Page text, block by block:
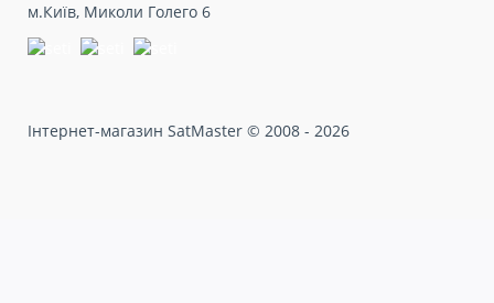
м.Київ, Миколи Голего 6
Інтернет-магазин SatMaster © 2008 - 2026